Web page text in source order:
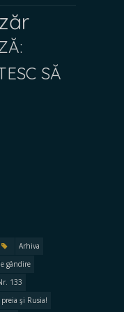
SĂ
Arhiva
gândire
133
şi Rusia!